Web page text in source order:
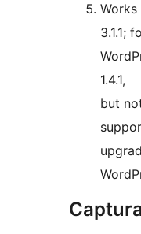
Works
3.1.1;
1.4.1,
but